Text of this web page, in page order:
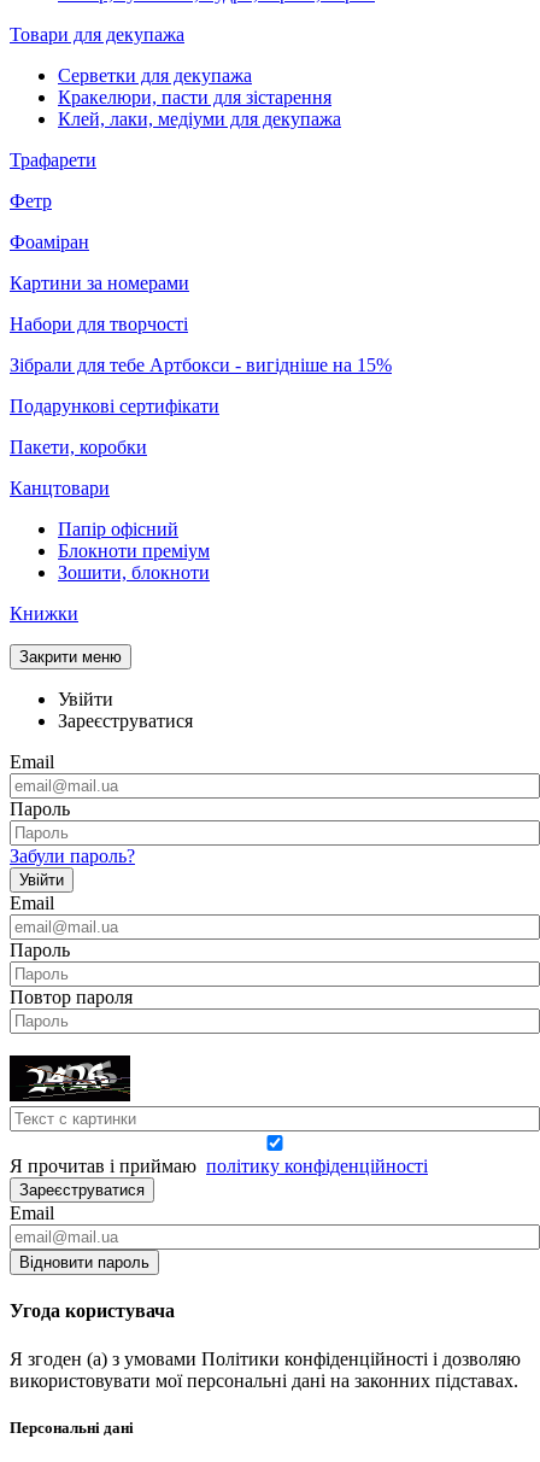
Товари для декупажа
Серветки для декупажа
Кракелюри, пасти для зістарення
Клей, лаки, медіуми для декупажа
Трафарети
Фетр
Фоаміран
Картини за номерами
Набори для творчості
Зібрали для тебе Артбокси - вигідніше на 15%
Подарункові сертифікати
Пакети, коробки
Канцтовари
Папір офісний
Блокноти преміум
Зошити, блокноти
Книжки
Закрити меню
Увійти
Зареєструватися
Email
Пароль
Забули пароль?
Увійти
Email
Пароль
Повтор пароля
Я прочитав і приймаю політику конфіденційності
Зареєструватися
Email
Відновити пароль
Угода користувача
Я згоден (а) з умовами Політики конфіденційності і дозволяю
використовувати мої персональні дані на законних підставах.
Персональні дані